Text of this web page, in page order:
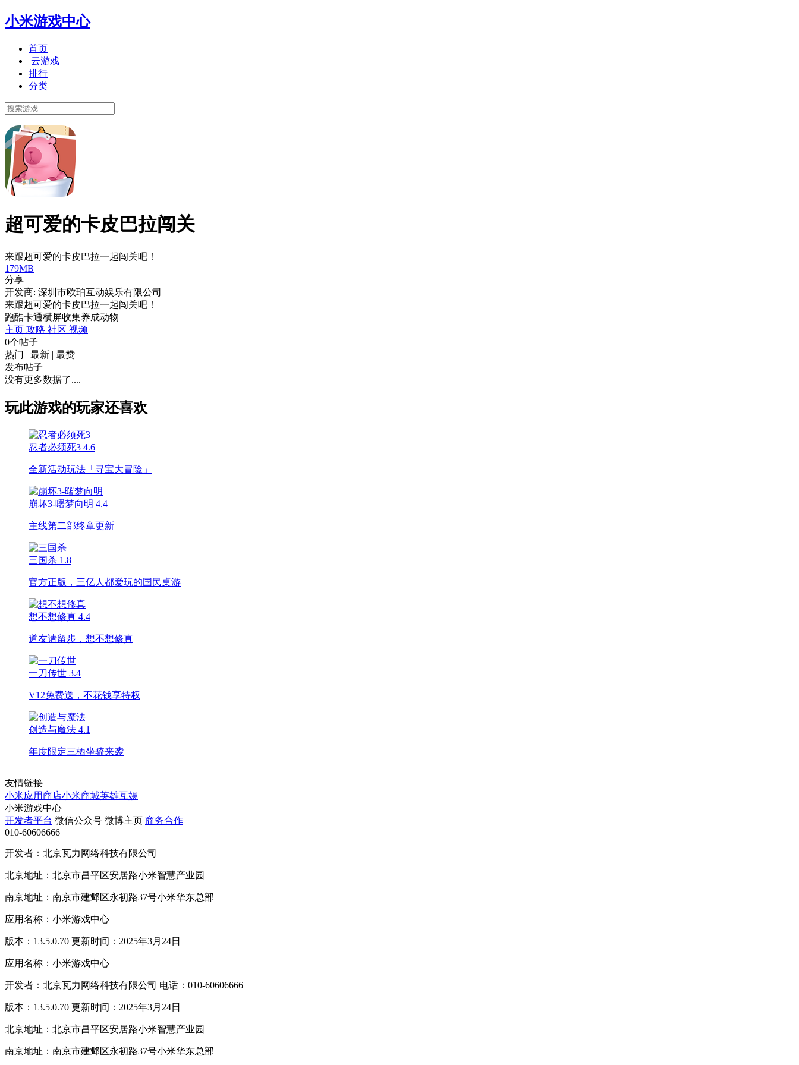
小米游戏中心
首页
云游戏
排行
分类
超可爱的卡皮巴拉闯关
来跟超可爱的卡皮巴拉一起闯关吧！
179MB
分享
开发商: 深圳市欧珀互动娱乐有限公司
来跟超可爱的卡皮巴拉一起闯关吧！
跑酷卡通横屏收集养成动物
主页 攻略 社区 视频
0个帖子
热门 | 最新 | 最赞
发布帖子
没有更多数据了....
玩此游戏的玩家还喜欢
忍者必须死3 4.6
全新活动玩法「寻宝大冒险」
崩坏3-曙梦向明 4.4
主线第二部终章更新
三国杀 1.8
官方正版，三亿人都爱玩的国民桌游
想不想修真 4.4
道友请留步，想不想修真
一刀传世 3.4
V12免费送，不花钱享特权
创造与魔法 4.1
年度限定三栖坐骑来袭
友情链接
小米应用商店小米商城英雄互娱
小米游戏中心
开发者平台 微信公众号 微博主页 商务合作
010-60606666
开发者：北京瓦力网络科技有限公司
北京地址：北京市昌平区安居路小米智慧产业园
南京地址：南京市建邺区永初路37号小米华东总部
应用名称：小米游戏中心
版本：13.5.0.70 更新时间：2025年3月24日
应用名称：小米游戏中心
开发者：北京瓦力网络科技有限公司 电话：010-60606666
版本：13.5.0.70 更新时间：2025年3月24日
北京地址：北京市昌平区安居路小米智慧产业园
南京地址：南京市建邺区永初路37号小米华东总部